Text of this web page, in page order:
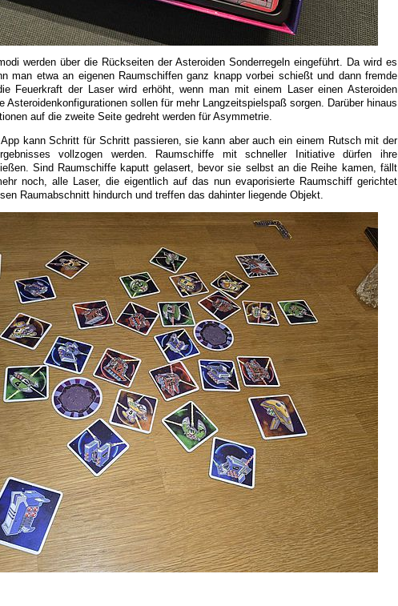
werden über die Rückseiten der Asteroiden Sonderregeln eingeführt. Da wird es
man etwa an eigenen Raumschiffen ganz knapp vorbei schießt und dann fremde
Feuerkraft der Laser wird erhöht, wenn man mit einem Laser einen Asteroiden
Asteroidenkonfigurationen sollen für mehr Langzeitspielspaß sorgen. Darüber hinaus
auf die zweite Seite gedreht werden für Asymmetrie.
App kann Schritt für Schritt passieren, sie kann aber auch ein einem Rutsch mit der
vollzogen werden. Raumschiffe mit schneller Initiative dürfen ihre
Sind Raumschiffe kaputt gelasert, bevor sie selbst an die Reihe kamen, fällt
noch, alle Laser, die eigentlich auf das nun evaporisierte Raumschiff gerichtet
Raumabschnitt hindurch und treffen das dahinter liegende Objekt.